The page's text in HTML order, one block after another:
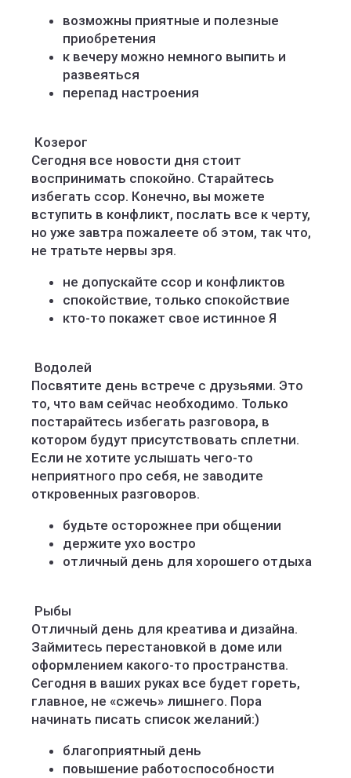
возможны приятные и полезные
приобретения
к вечеру можно немного выпить и
развеяться
перепад настроения
️ Козерог
Сегодня все новости дня стоит
воспринимать спокойно. Старайтесь
избегать ссор. Конечно, вы можете
вступить в конфликт, послать все к черту,
но уже завтра пожалеете об этом, так что,
не тратьте нервы зря.
не допускайте ссор и конфликтов
спокойствие, только спокойствие
кто-то покажет свое истинное Я
️ Водолей
Посвятите день встрече с друзьями. Это
то, что вам сейчас необходимо. Только
постарайтесь избегать разговора, в
котором будут присутствовать сплетни.
Если не хотите услышать чего-то
неприятного про себя, не заводите
откровенных разговоров.
будьте осторожнее при общении
держите ухо востро
отличный день для хорошего отдыха
️ Рыбы
Отличный день для креатива и дизайна.
Займитесь перестановкой в доме или
оформлением какого-то пространства.
Сегодня в ваших руках все будет гореть,
главное, не «сжечь» лишнего. Пора
начинать писать список желаний:)
благоприятный день
повышение работоспособности